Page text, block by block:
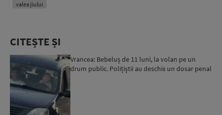
valea jiului
CITEȘTE ȘI
Vrancea: Bebeluș de 11 luni, la volan pe un
drum public. Polițiștii au deschis un dosar penal